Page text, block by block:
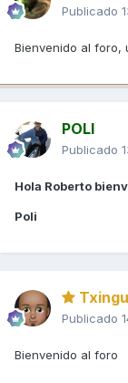
Publicado
Bienvenido al foro,
POLI
Publicado
Hola Roberto
Poli
Publicado
Bienvenido al foro